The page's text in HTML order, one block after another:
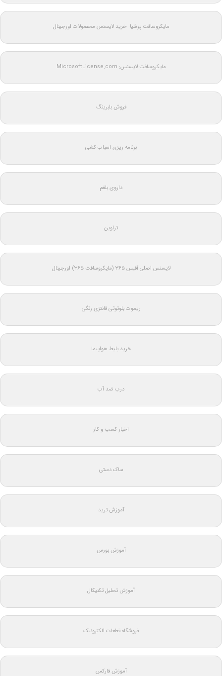
مایکروسافت پرشیا: خرید لایسنس محصولات اورجینال
مایکروسافت لایسنس: MicrosoftLicense.com
فروش بلبرینگ
برنامه ریزی اسباب کشی
داروی بلغم
تراوین
لایسنس اصلی آفیس ۳۶۵ (مایکروسافت ۳۶۵) اورجینال
ریموت بلوتوثی فانتزی رنگی
خرید بلیط هواپیما
درب ضد آب
اخبار کسب و کار
ساک دستی
آموزش ترید
آموزش بورس
آموزش تحلیل تکنیکال
فروشگاه قطعات الکترونیک
آموزش فارکس